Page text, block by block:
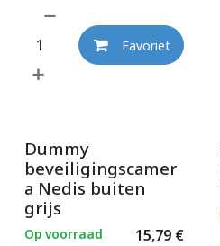
Favoriet
Dummy
beveiligingscamer
a Nedis buiten
grijs
15,79€
Op voorraad